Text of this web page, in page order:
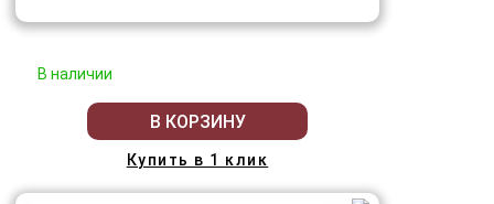
В наличии
В КОРЗИНУ
Купить в 1 клик